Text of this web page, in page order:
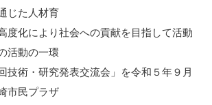
じた人材育
度化により社会への貢献を目指して活動
活動の一環
技術・研究発表交流会」を令和５年９月
市民プラザ